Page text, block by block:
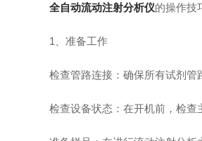
全自动流动注射分析仪的操作技
1、准备工作
检查管路连接：确保所有试剂管路
检查设备状态：在开机前，检查主